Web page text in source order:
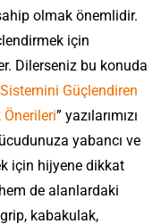
olmak önemlidir.
için
Dilerseniz bu konuda
Sistemini Güçlendiren
Önerileri” yazılarımızı
yabancı ve
için hijyene dikkat
de alanlardaki
kabakulak,